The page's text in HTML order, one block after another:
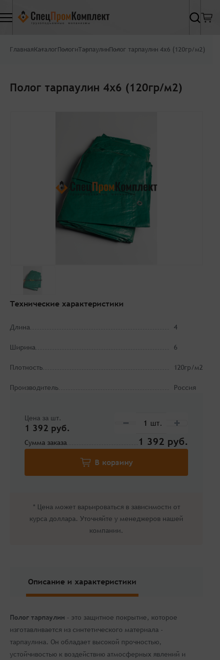
Найти
ГлавнаяКаталогПологиТарпаулинПолог тарпаулин 4х6 (120гр/м2)
Полог тарпаулин 4х6 (120гр/м2)
Технические характеристики
Длина 4
Ширина 6
Плотность 120гр/м2
Производитель Россия
Цена за шт.
1 392 руб.
Сумма заказа 1 392
* Цена может варьироваться в зависимости от
курса доллара. Уточняйте у менеджеров нашей
компании.
Описание и характеристики
Полог тарпаулин - это защитное покрытие, которое
изготавливается из синтетического материала -
тарпаулина. Он обладает высокой прочностью,
устойчивостью к воздействию атмосферных явлений и